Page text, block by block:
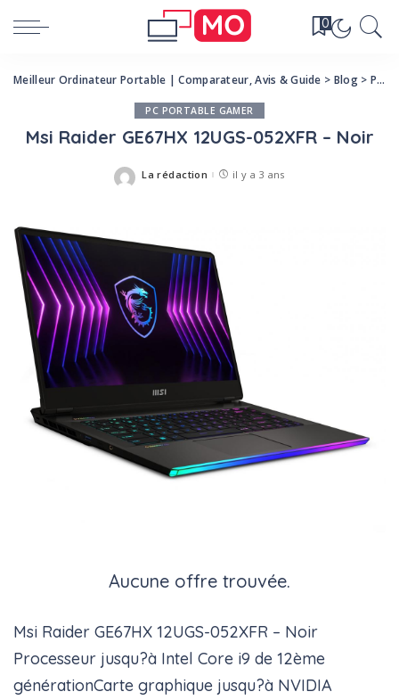
0
Meilleur Ordinateur Portable | Comparateur, Avis & Guide > Blog> Produits
PC PORTABLE GAMER
Msi Raider GE67HX 12UGS-052XFR – Noir
Posted
La rédaction il y a 3 ans
Aucune offre trouvée.
Msi Raider GE67HX 12UGS-052XFR – Noir
Processeur jusqu?à Intel Core i9 de 12ème
générationCarte graphique jusqu?à NVIDIA